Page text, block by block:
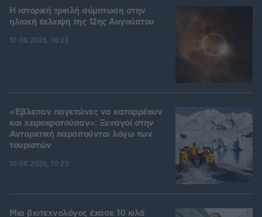
Η ιστορική τριπλή σύμπτωση στην
ηλιακή έκλειψη της 12ης Αυγούστου
10.08.2026, 10:23
«Έβλεπαν παγετώνες να καταρρέουν
και χειροκροτούσαν»: Ξεναγοί στην
Ανταρκτική παραιτούνται λόγω των
τουριστών
10.08.2026, 10:23
Μια βιοτεχνολόγος έχασε 10 κιλά